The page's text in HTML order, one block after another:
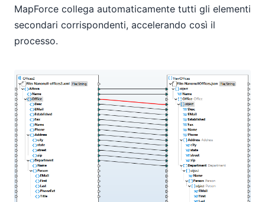
MapForce collega automaticamente tutti gli elementi
secondari corrispondenti, accelerando così il
processo.